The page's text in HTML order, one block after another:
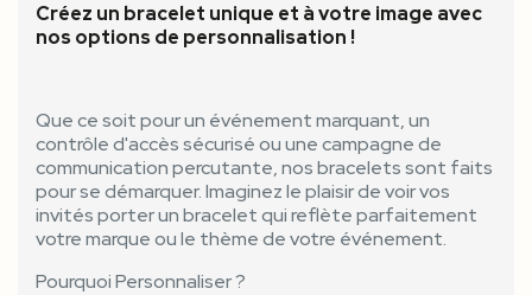
Créez un bracelet unique et à votre image avec
nos options de personnalisation !
Que ce soit pour un événement marquant, un
contrôle d'accès sécurisé ou une campagne de
communication percutante, nos bracelets sont faits
pour se démarquer. Imaginez le plaisir de voir vos
invités porter un bracelet qui reflète parfaitement
votre marque ou le thème de votre événement.
Pourquoi Personnaliser ?